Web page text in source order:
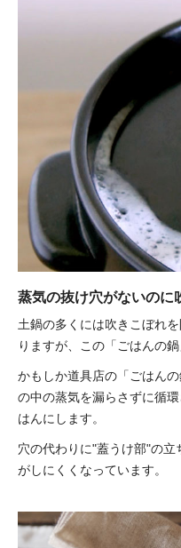
蒸気の抜け穴がないのに
土鍋の多くには吹きこぼれ
りますが、この「ごはんの
かもしか道具店の「ごはん
の中の蒸気を漏らさずに循
はんにします。
穴の代わりに"蓋うけ部"の
がしにくくなっています。